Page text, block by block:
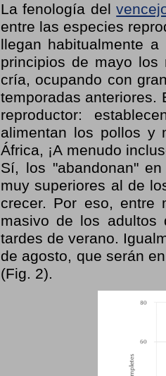
La fenología del
entre las especies
llegan habitualmente
principios de mayo los
cría, ocupando con
temporadas anteriores.
reproductor:
alimentan los pollos y
África, ¡A menudo
Sí, los "abandonan"
muy superiores al de
crecer. Por eso, entre
masivo de los adultos
tardes de verano.
de agosto, que serán
(Fig. 2).